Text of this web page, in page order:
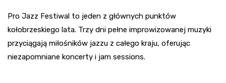
Pro Jazz Festiwal to jeden z głównych punktów
kołobrzeskiego lata. Trzy dni pełne improwizowanej muzyki
przyciągają miłośników jazzu z całego kraju, oferując
niezapomniane koncerty i jam sessions.